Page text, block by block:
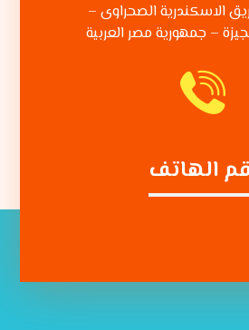
٢٦ طريق الاسكندرية الصحراوى –
– جمهورية مصر العربية
الهاتف